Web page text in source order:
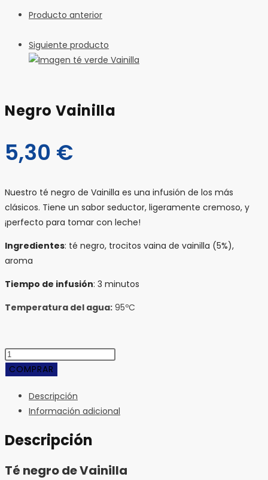
Producto anterior
Siguiente producto
Negro Vainilla
5,30 €
Nuestro té negro de Vainilla es una infusión de los más
clásicos. Tiene un sabor seductor, ligeramente cremoso, y
¡perfecto para tomar con leche!
Ingredientes: té negro, trocitos vaina de vainilla (5%),
aroma
Tiempo de infusión: 3 minutos
Temperatura del agua: 95ºC
Negro
Vainilla
COMPRAR
Descripción
Información adicional
Descripción
Té negro de Vainilla